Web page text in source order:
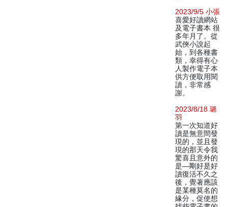
2023/9/5 小張
喜愛好讀網站
及電子書本 很
多年月了。從
武俠小說起
始，到各種書
類，幸得有心
人製作電子本
供方便取用閱
讀，非常感
謝。
2023/8/18 璐
羽
第一次知道好
讀是無意間發
現的，並且發
現的那天令我
驚喜且意外的
是—剛好是好
讀復活不久之
後，覺著應該
是某種莫名的
緣分，促使想